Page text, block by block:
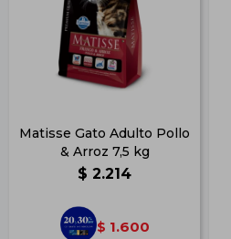
Matisse Gato Adulto Pollo
& Arroz 7,5 kg
$ 2.214
$ 1.600